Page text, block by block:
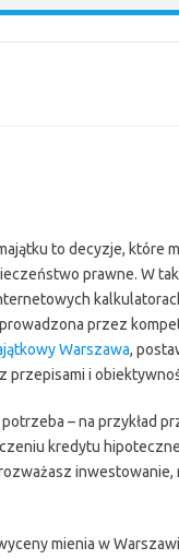
to decyzje, które
prawne. W
przez
Warszawa,
przepisami i
– na przykład
kredytu
inwestowanie,
mienia w